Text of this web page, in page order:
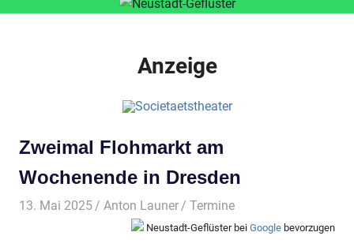
Anzeige
Zweimal Flohmarkt am
Wochenende in Dresden
13. Mai 2025 Anton Launer Termine
Neustadt-Geflüster bei Google bevorzugen